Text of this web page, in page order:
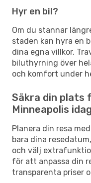
Hyr en bil?
Om du stannar
staden kan hyra en
dina egna villkor.
biluthyrning över
och komfort under
Säkra din plats
Minneapolis idag
Planera din resa
bara dina
och välj
för att anpassa din
transparenta priser